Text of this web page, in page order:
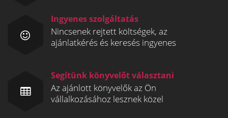
Ingyenes szolgáltatás
Nincsenek rejtett költségek, az
ajánlatkérés és keresés ingyenes
Segítünk könyvelőt választani
Az ajánlott könyvelők az Ön
vállalkozásához lesznek közel